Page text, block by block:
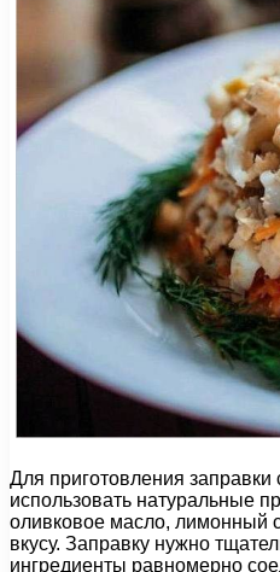
Для приготовления заправки
использовать натуральные
оливковое масло, лимонный
вкусу. Заправку нужно
ингредиенты равномерно